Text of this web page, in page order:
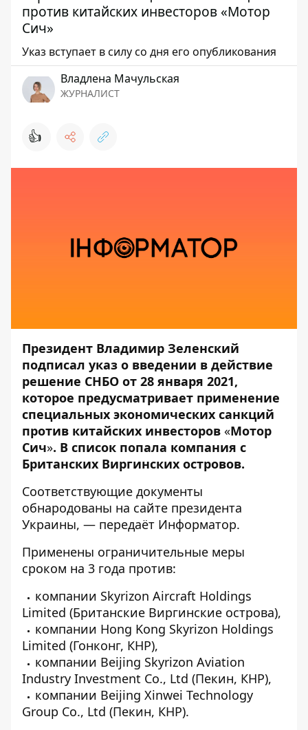
против китайских инвесторов «Мотор
Сич»
Указ вступает в силу со дня его опубликования
Владлена Мачульская
ЖУРНАЛИСТ
👍
Президент Владимир Зеленский
подписал указ о введении в действие
решение СНБО от 28 января 2021,
которое предусматривает применение
специальных экономических санкций
против китайских инвесторов «Мотор
Сич». В список попала компания с
Британских Виргинских островов.
Соответствующие документы
обнародованы на сайте президента
Украины, — передаёт Информатор.
Применены ограничительные меры
сроком на 3 года против:
компании Skyrizon Aircraft Holdings
Limited (Британские Виргинские острова),
компании Hong Kong Skyrizon Holdings
Limited (Гонконг, КНР),
компании Beijing Skyrizon Aviation
Industry Investment Co., Ltd (Пекин, КНР),
компании Beijing Xinwei Technology
Group Co., Ltd (Пекин, КНР).